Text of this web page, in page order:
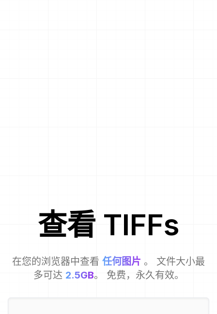
查看 TIFFs
在您的浏览器中查看 任何图片 。 文件大小最
多可达 2.5GB。 免费，永久有效。